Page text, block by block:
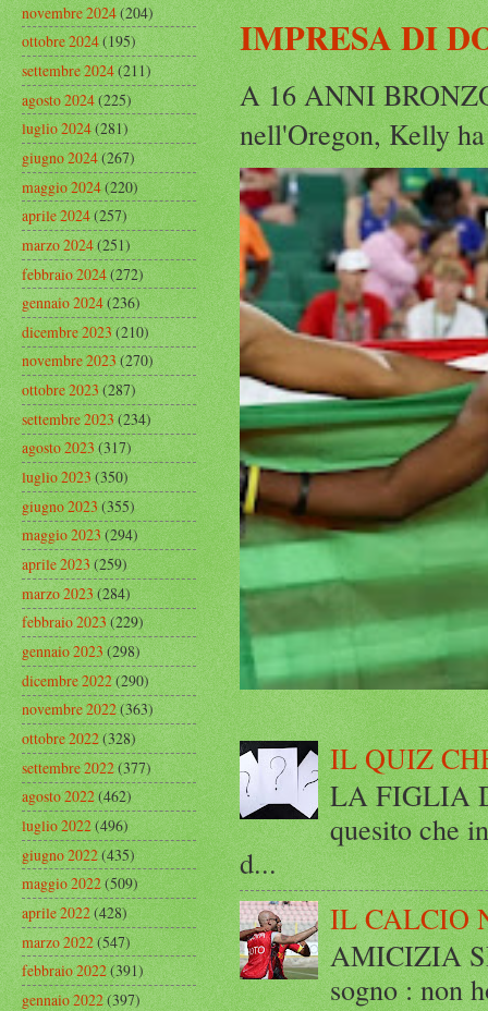
IMPRESA DI
A 16 ANNI
nell'Oregon, Kelly
IL QUIZ
LA FIGLIA
quesito che
d...
IL CALCIO
AMICIZIA
sogno : non
novembre 2024(204)
ottobre 2024(195)
settembre 2024(211)
agosto 2024(225)
luglio 2024(281)
giugno 2024(267)
maggio 2024(220)
aprile 2024(257)
marzo 2024(251)
febbraio 2024(272)
gennaio 2024(236)
dicembre 2023(210)
novembre 2023(270)
ottobre 2023(287)
settembre 2023(234)
agosto 2023(317)
luglio 2023(350)
giugno 2023(355)
maggio 2023(294)
aprile 2023(259)
marzo 2023(284)
febbraio 2023(229)
gennaio 2023(298)
dicembre 2022(290)
novembre 2022(363)
ottobre 2022(328)
settembre 2022(377)
agosto 2022(462)
luglio 2022(496)
giugno 2022(435)
maggio 2022(509)
aprile 2022(428)
marzo 2022(547)
febbraio 2022(391)
gennaio 2022(397)